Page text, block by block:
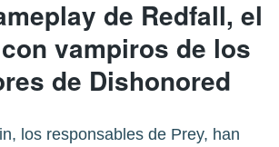
de Redfall, el
vampiros de los
de Dishonored
los responsables de Prey, han